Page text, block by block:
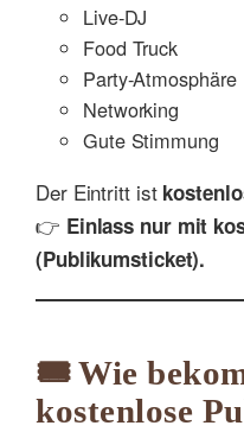
Live-DJ
Food Truck
Party-Atmosphäre
Networking
Gute Stimmung
Der Eintritt ist
👉 Einlass nur mit
(Publikumsticket).
🎟 Wie
kostenlose